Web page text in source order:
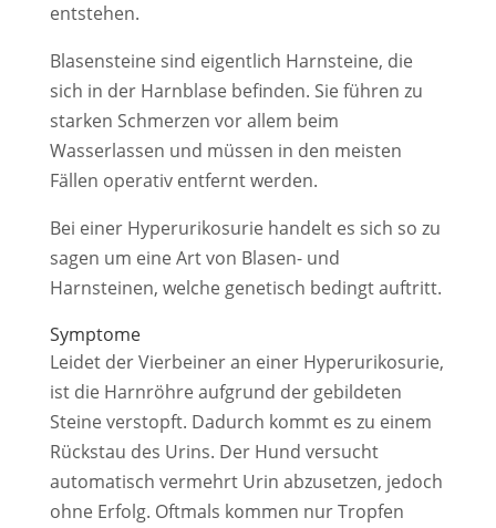
entstehen.
Blasensteine sind eigentlich Harnsteine, die
sich in der Harnblase befinden. Sie führen zu
starken Schmerzen vor allem beim
Wasserlassen und müssen in den meisten
Fällen operativ entfernt werden.
Bei einer Hyperurikosurie handelt es sich so zu
sagen um eine Art von Blasen- und
Harnsteinen, welche genetisch bedingt auftritt.
Symptome
Leidet der Vierbeiner an einer Hyperurikosurie,
ist die Harnröhre aufgrund der gebildeten
Steine verstopft. Dadurch kommt es zu einem
Rückstau des Urins. Der Hund versucht
automatisch vermehrt Urin abzusetzen, jedoch
ohne Erfolg. Oftmals kommen nur Tropfen